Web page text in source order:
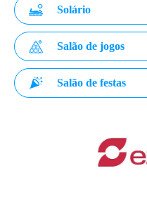
Solário
Salão de jogos
Salão de festas